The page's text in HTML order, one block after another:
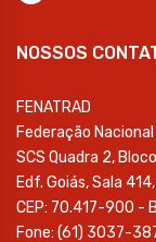
NOSSOS
FENATRAD
Federação
SCS Quadra 2,
Edf. Goiás, Sala 414,
CEP: 70.417-900 -
Fone: (61) 3037-